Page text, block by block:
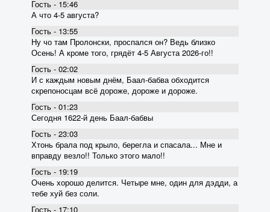
Гость - 15:46
А что 4-5 августа?
Гость - 13:55
Ну чо там Пролонски, проспался он? Ведь близко
Осень! А кроме того, грядёт 4-5 Августа 2026-го!!
Гость - 02:02
И с каждым новым днём, Баал-бабва обходится
скрепоносцам всё дороже, дороже и дороже.
Гость - 01:23
Сегодня 1622-й день Баал-бабвы
Гость - 23:03
Хтонь брала под крыло, берегла и спасала... Мне и
вправду везло!! Только этого мало!!
Гость - 19:19
Очень хорошо делится. Четыре мне, один для дэдди, а
тебе хуй без соли.
Гость - 17:10